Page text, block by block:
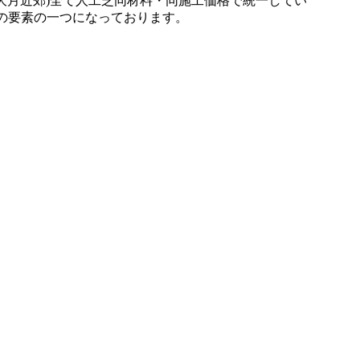
設でも安心してご利用いただけます。快適な教育環境づ
よる丁寧な施工を徹底しております。10年以上の耐久性
ペットが直接触れても健康的で安心な環境を、千葉や神
てください。お庭のリフォームを通じて、家族が笑顔で
責任の重さ」にあります。お客さまからいただく「頼ん
け多様な地盤や形状に対応してきた証。人工芝という一
談ください。プロの視点から、あなたのお庭に最適な答
素の一つになっております。